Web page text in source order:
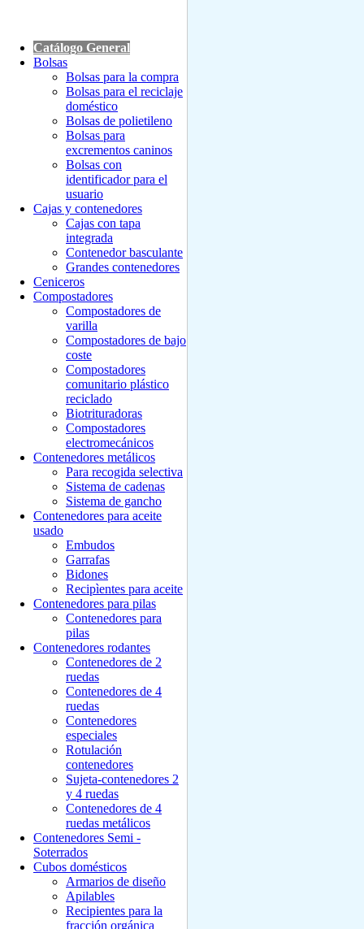
Catálogo General
Bolsas
Bolsas para la compra
Bolsas para el reciclaje
doméstico
Bolsas de polietileno
Bolsas para
excrementos caninos
Bolsas con
identificador para el
usuario
Cajas y contenedores
Cajas con tapa
integrada
Contenedor basculante
Grandes contenedores
Ceniceros
Compostadores
Compostadores de
varilla
Compostadores de bajo
coste
Compostadores
comunitario plástico
reciclado
Biotrituradoras
Compostadores
electromecánicos
Contenedores metálicos
Para recogida selectiva
Sistema de cadenas
Sistema de gancho
Contenedores para aceite
usado
Embudos
Garrafas
Bidones
Recipìentes para aceite
Contenedores para pilas
Contenedores para
pilas
Contenedores rodantes
Contenedores de 2
ruedas
Contenedores de 4
ruedas
Contenedores
especiales
Rotulación
contenedores
Sujeta-contenedores 2
y 4 ruedas
Contenedores de 4
ruedas metálicos
Contenedores Semi -
Soterrados
Cubos domésticos
Armarios de diseño
Apilables
Recipientes para la
fracción orgánica